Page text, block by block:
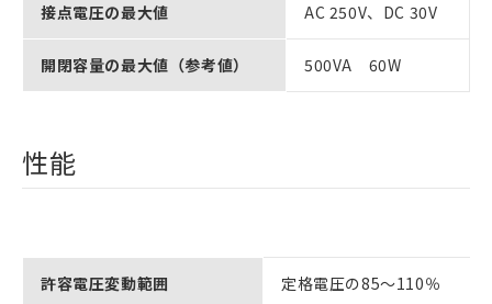
接点電圧の最大値 AC 250V、DC 30V
開閉容量の最大値（参考値） 500VA 60W
性能
許容電圧変動範囲 定格電圧の85～110％